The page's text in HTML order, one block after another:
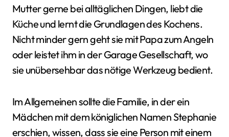
Mutter gerne bei alltäglichen Dingen, liebt die
Küche und lernt die Grundlagen des Kochens.
Nicht minder gern geht sie mit Papa zum Angeln
oder leistet ihm in der Garage Gesellschaft, wo
sie unübersehbar das nötige Werkzeug bedient.
Im Allgemeinen sollte die Familie, in der ein
Mädchen mit dem königlichen Namen Stephanie
erschien, wissen, dass sie eine Person mit einem